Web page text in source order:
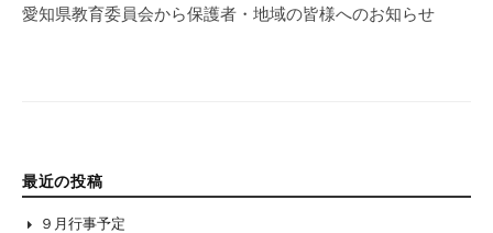
愛知県教育委員会から保護者・地域の皆様へのお知らせ
最近の投稿
９月行事予定